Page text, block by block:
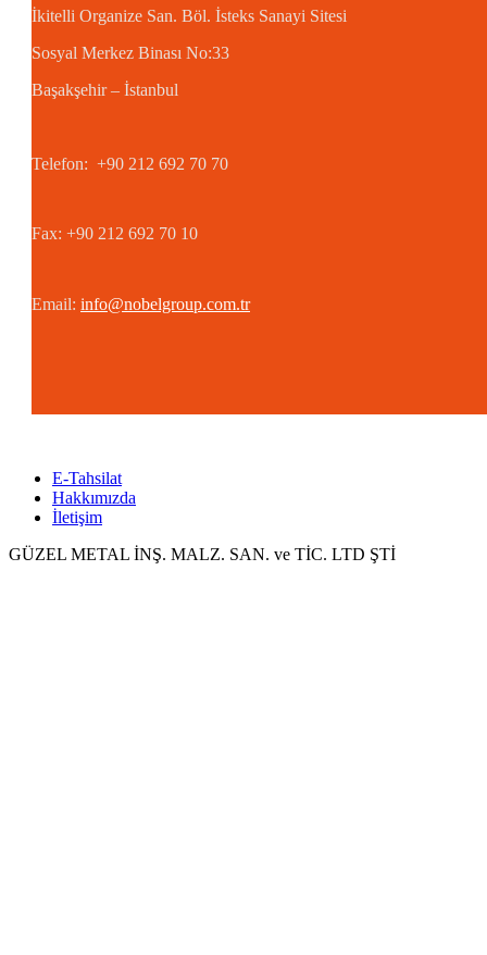
İkitelli Organize San. Böl. İsteks Sanayi Sitesi
Sosyal Merkez Binası No:33
Başakşehir – İstanbul
Telefon: +90 212 692 70 70
Fax: +90 212 692 70 10
Email: info@nobelgroup.com.tr
E-Tahsilat
Hakkımızda
İletişim
GÜZEL METAL İNŞ. MALZ. SAN. ve TİC. LTD ŞTİ